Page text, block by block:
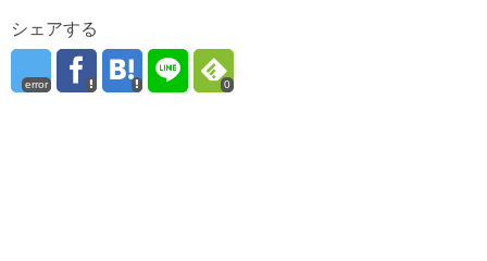
シェアする
error 0